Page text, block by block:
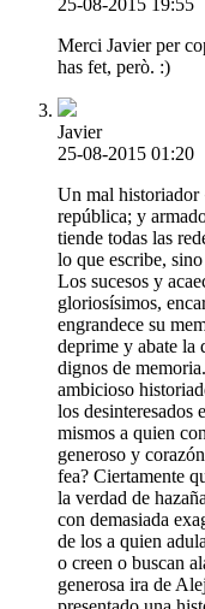
Merci Javier per
has fet, però. :)
Javier
25-08-2015 01:20
Un mal historiador
república; y
tiende todas las
lo que escribe,
Los sucesos y
gloriosísimos,
engrandece su
deprime y abate la
dignos de
ambicioso
los desinteresados
mismos a quien
generoso y
fea? Ciertamente
la verdad de
con demasiada
de los a quien
o creen o buscan
generosa ira de